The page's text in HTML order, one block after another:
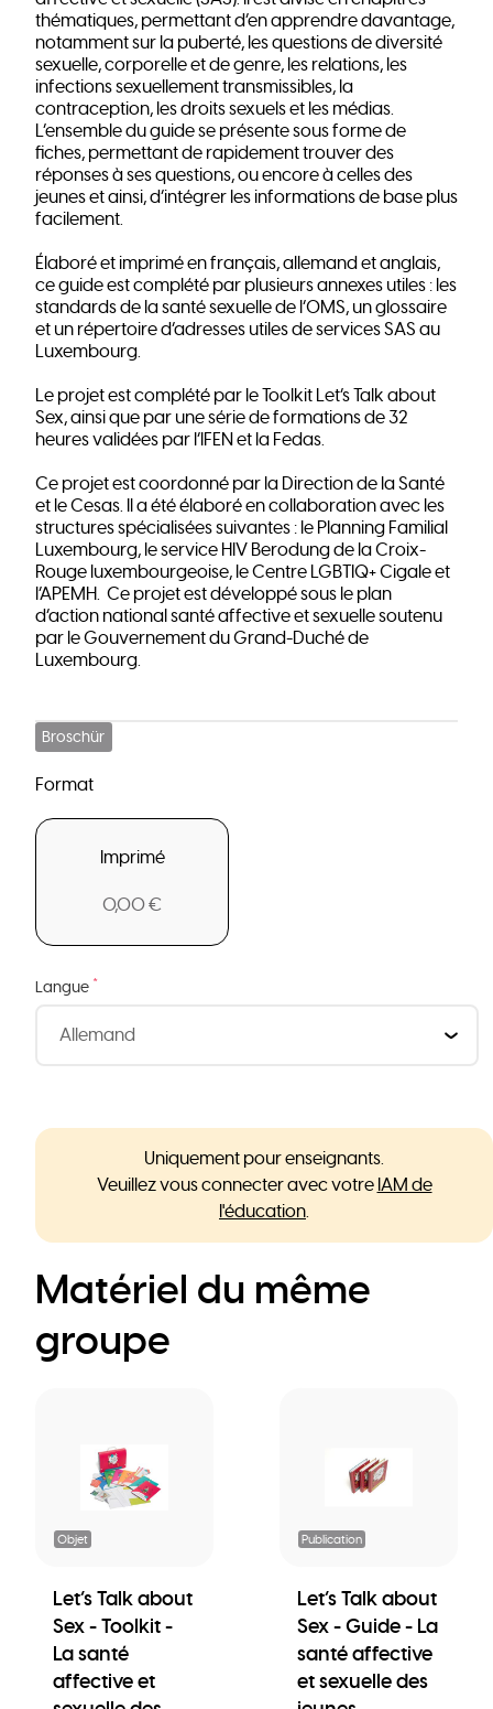
thématiques, permettant d’en apprendre davantage,
notamment sur la puberté, les questions de diversité
sexuelle, corporelle et de genre, les relations, les
infections sexuellement transmissibles, la
contraception, les droits sexuels et les médias.
L’ensemble du guide se présente sous forme de
fiches, permettant de rapidement trouver des
réponses à ses questions, ou encore à celles des
jeunes et ainsi, d’intégrer les informations de base plus
facilement.
Élaboré et imprimé en français, allemand et anglais,
ce guide est complété par plusieurs annexes utiles : les
standards de la santé sexuelle de l’OMS, un glossaire
et un répertoire d’adresses utiles de services SAS au
Luxembourg.
Le projet est complété par le Toolkit Let’s Talk about
Sex, ainsi que par une série de formations de 32
heures validées par l’IFEN et la Fedas.
Ce projet est coordonné par la Direction de la Santé
et le Cesas. Il a été élaboré en collaboration avec les
structures spécialisées suivantes : le Planning Familial
Luxembourg, le service HIV Berodung de la Croix-
Rouge luxembourgeoise, le Centre LGBTIQ+ Cigale et
l’APEMH. Ce projet est développé sous le plan
d’action national santé affective et sexuelle soutenu
par le Gouvernement du Grand-Duché de
Luxembourg.
Broschür
Format
Imprimé
0,00 €
Langue *
Uniquement pour enseignants.
Veuillez vous connecter avec votre IAM de
l'éducation.
Matériel du même
groupe
Objet
Let’s Talk about
Sex - Toolkit -
La santé
affective et
Publication
Let’s Talk about
Sex - Guide - La
santé affective
et sexuelle des